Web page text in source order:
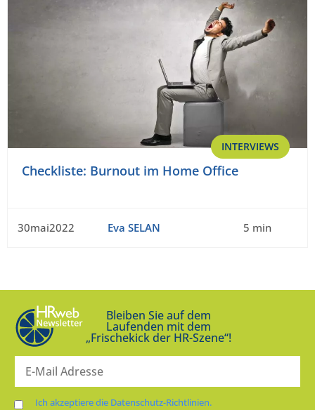
INTERVIEWS
Checkliste: Burnout im Home Office
30mai2022 Eva SELAN 5 min
Bleiben Sie auf dem
Laufenden mit dem
„Frischekick der HR-Szene“!
Ich akzeptiere die Datenschutz-Richtlinien.